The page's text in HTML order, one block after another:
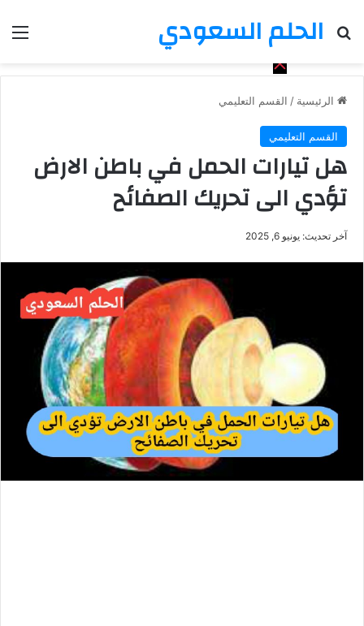
الحلم السعودي
بحث عن
الرئيسية / القسم التعليمي
القسم التعليمي
هل تيارات الحمل في باطن الارض
تؤدي الى تحريك الصفائح
آخر تحديث: يونيو 6, 2025